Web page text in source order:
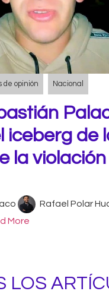
de opinión Nacional
iceberg de
la
Rafael Polar
More
LOS